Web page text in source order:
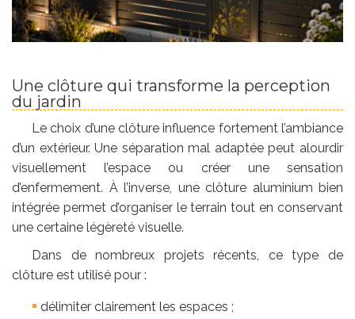
Une clôture qui transforme la perception
du jardin
Le choix d’une clôture influence fortement l’ambiance
d’un extérieur. Une séparation mal adaptée peut alourdir
visuellement l’espace ou créer une sensation
d’enfermement. À l’inverse, une clôture aluminium bien
intégrée permet d’organiser le terrain tout en conservant
une certaine légèreté visuelle.
Dans de nombreux projets récents, ce type de
clôture est utilisé pour :
délimiter clairement les espaces ;